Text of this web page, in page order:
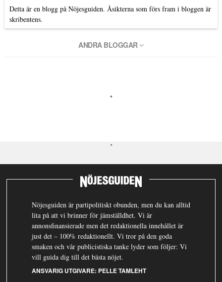
Detta är en blogg på Nöjesguiden. Åsikterna som förs fram i bloggen är
skribentens.
ANDRA BLOGGAR
Nöjesguiden är partipolitiskt obunden, men du kan alltid
lita på att vi brinner för jämställdhet. Vi är
annonsfinansierade men det redaktionella innehållet är
just det – 100% redaktionellt. Vi tror på den goda
smaken och vår publicistiska tanke lyder som följer: Vi
vill guida dig till det bästa nöjet.
ANSVARIG UTGIVARE: PELLE TAMLEHT